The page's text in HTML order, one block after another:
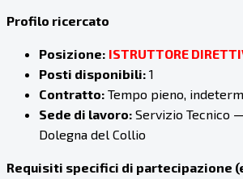
Profilo ricercato
Posizione: ISTRUTTORE
Posti disponibili: 1
Contratto: Tempo pieno,
Sede di lavoro: Servizio Tecnico
Dolegna del Collio
Requisiti specifici di partecipazione